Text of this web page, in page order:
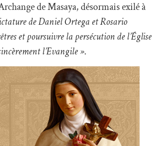
de Masaya, désormais exilé à
de Daniel Ortega et Rosario
et poursuivre la persécution de l’Église
l’Evangile ».